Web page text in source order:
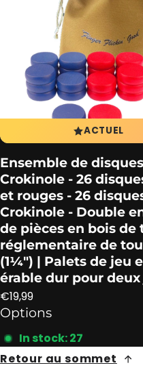
ACTUEL
Ensemble de disques
Crokinole - 26
et rouges - 26
Crokinole - Double
de pièces en bois de
réglementaire de
(1¼″) | Palets de jeu
érable dur pour
Prix ​​régulier
€19,99
Options
In stock: 27
Retour au sommet